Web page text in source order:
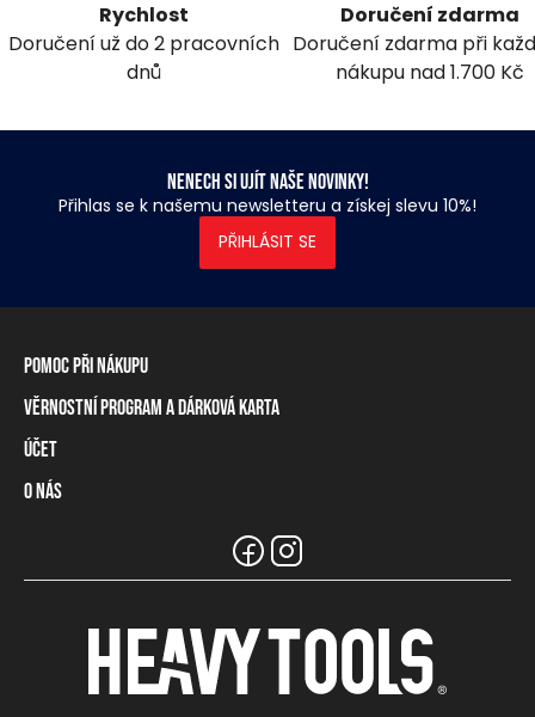
Rychlost
Doručení už do 2 pracovních
dnů
Doručení zdarma
Doručení zdarma při
nákupu nad 1.700 Kč
Nenech si ujít naše novinky!
Přihlas se k našemu newsletteru a získej slevu 10%!
PŘIHLÁSIT SE
Pomoc při nákupu
Informace o dopravě
Způsoby platby
Tabulka rozměrů
Věrnostní program a dárková karta
Věrnostní program
Dárková karta
Účet
Přihlášení / Registrace
O nás